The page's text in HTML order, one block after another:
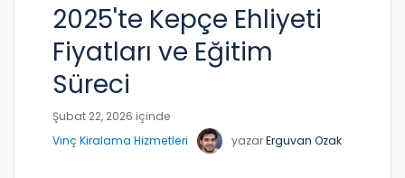
2025'te Kepçe Ehliyeti
Fiyatları ve Eğitim
Süreci
Şubat 22, 2026 içinde
Vinç Kiralama Hizmetleri
yazarErguvan Ozak